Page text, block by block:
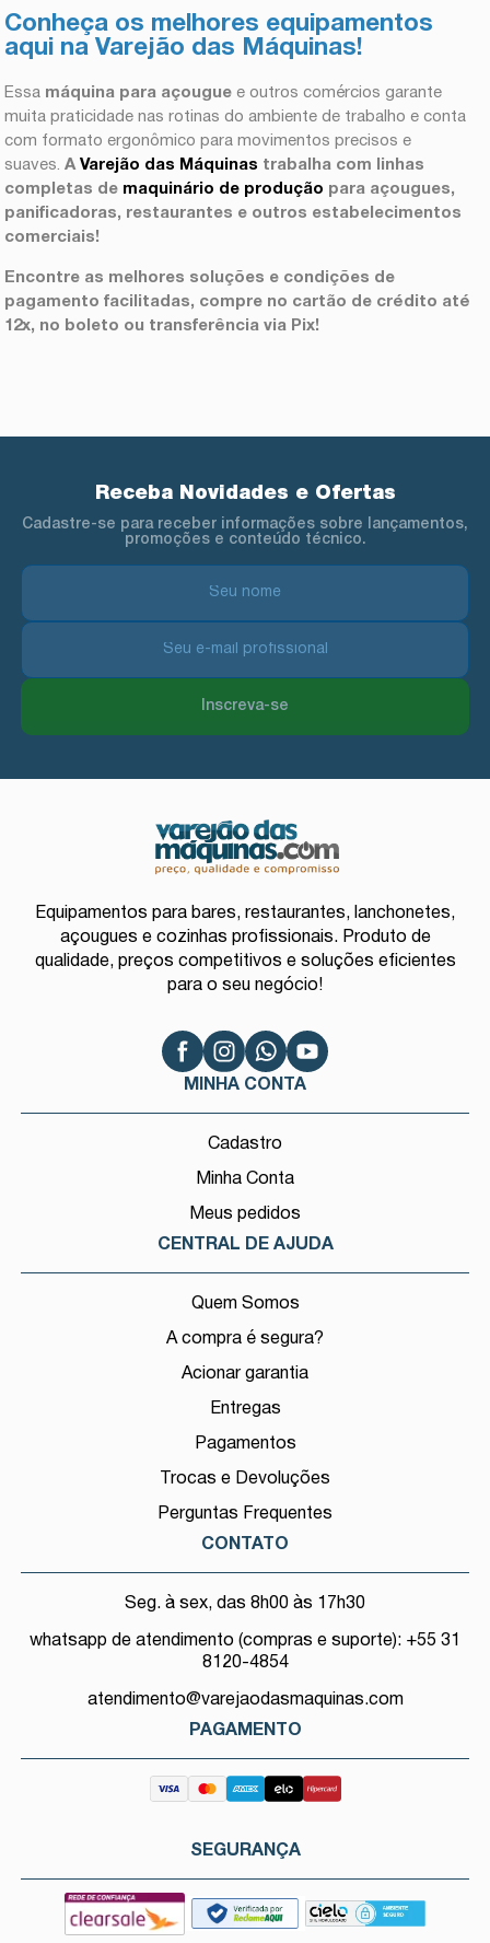
Conheça os melhores equipamentos
aqui na Varejão das Máquinas!
Essa máquina para açougue e outros comércios garante
muita praticidade nas rotinas do ambiente de trabalho e conta
com formato ergonômico para movimentos precisos e
suaves.AVarejão das Máquinas trabalha com linhas
completas de maquinário de produção para açougues,
panificadoras, restaurantes e outros estabelecimentos
comerciais!
Encontre as melhores soluções e condições de
pagamento facilitadas, compre no cartão de crédito até
12x, no boleto ou transferência via Pix!
Receba Novidades e Ofertas
Cadastre-se para receber informações sobre lançamentos,
promoções e conteúdo técnico.
Inscreva-se
Equipamentos para bares, restaurantes, lanchonetes,
açougues e cozinhas profissionais. Produto de
qualidade, preços competitivos e soluções eficientes
para o seu negócio!
MINHA CONTA
Cadastro
Minha Conta
Meus pedidos
CENTRAL DE AJUDA
Quem Somos
A compra é segura?
Acionar garantia
Entregas
Pagamentos
Trocas e Devoluções
Perguntas Frequentes
CONTATO
Seg. à sex, das 8h00 às 17h30
whatsapp de atendimento (compras e suporte): +55 31
8120-4854
atendimento@varejaodasmaquinas.com
PAGAMENTO
SEGURANÇA